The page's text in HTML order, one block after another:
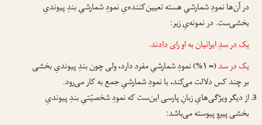
در آن‌ها نمودِ شمارشیِ هسته تعیین‌کننده‌یِ نمودِ شمارشیِ بندِ پیوندیِ
بخشی‌ست. در نمونه‌یِ زیر:
یک در سدِ ایرانیانبه او رایدادند.
یک در سد
(= ۱%) نمودِ شمارشیِ مفرد دارد، ولی چون بندِ پیوندیِ بخشی
بر چند کس دلالت می‌کند، با نمودِ شمارشیِ جمع به کار می‌رود.
از دیگر ویژگی‌هایِ زبانِ پارسی این‌ست که نمودِ شخصیّتیِ بندِ پیوندیِ
بخشی پیروِ پیوسته می‌باشد: